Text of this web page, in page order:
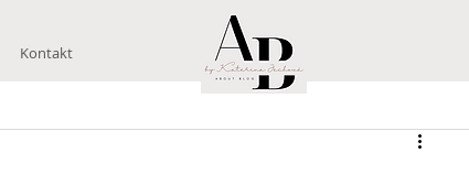
Kontakt